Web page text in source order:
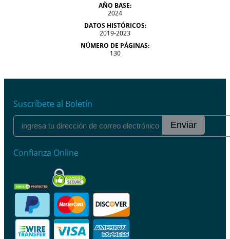
AÑO BASE:
2024
DATOS HISTÓRICOS:
2019-2023
NÚMERO DE PÁGINAS:
130
Suscríbete al Boletín
Enviar
Confianza Online